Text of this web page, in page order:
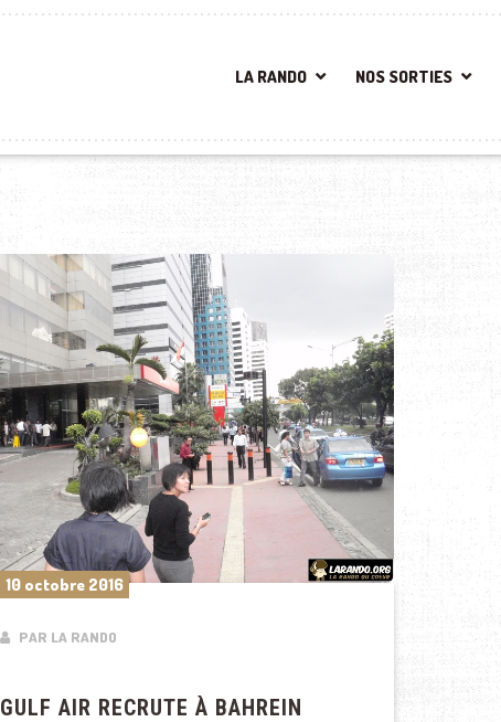
LA RANDO NOS SORTIES
10 octobre 2016
PAR LA RANDO
GULF AIR RECRUTE À BAHREIN